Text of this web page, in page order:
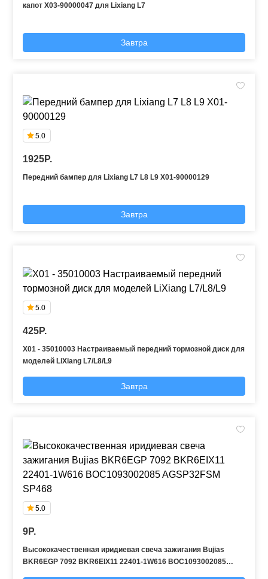
капот X03-90000047 для Lixiang L7
Завтра
5.0
1925P.
Передний бампер для Lixiang L7 L8 L9 X01-90000129
Завтра
5.0
425P.
X01 - 35010003 Настраиваемый передний тормозной диск для
моделей LiXiang L7/L8/L9
Завтра
5.0
9P.
Высококачественная иридиевая свеча зажигания Bujias
BKR6EGP 7092 BKR6EIX11 22401-1W616 BOC1093002085